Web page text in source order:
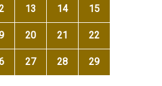
13 14 15
20 21 22
27 28 29